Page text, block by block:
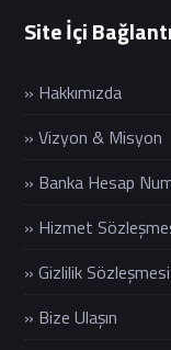
Site İçi
» Hakkımızda
» Vizyon & Misyon
» Banka Hesap
» Hizmet
» Gizlilik Sözleşmesi
» Bize Ulaşın